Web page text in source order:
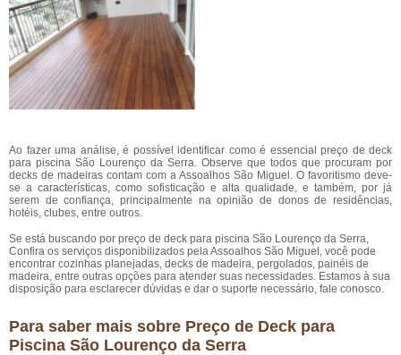
Ao fazer uma análise, é possível identificar como é essencial preço de deck
para piscina São Lourenço da Serra. Observe que todos que procuram por
decks de madeiras contam com a Assoalhos São Miguel. O favoritismo deve-
se a características, como sofisticação e alta qualidade, e também, por já
serem de confiança, principalmente na opinião de donos de residências,
hotéis, clubes, entre outros.
Se está buscando por preço de deck para piscina São Lourenço da Serra,
Confira os serviços disponibilizados pela Assoalhos São Miguel, você pode
encontrar cozinhas planejadas, decks de madeira, pergolados, painéis de
madeira, entre outras opções para atender suas necessidades. Estamos à sua
disposição para esclarecer dúvidas e dar o suporte necessário, fale conosco.
Para saber mais sobre Preço de Deck para
Piscina São Lourenço da Serra